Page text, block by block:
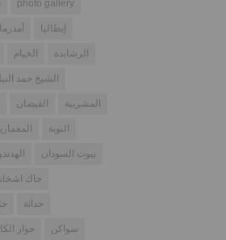
photo gallery
إيطاليا
الخيام الرشايدة
الشيخ حمد
الفيضان المشربية
النوبة
بيوت السودان
جاك
حداثة
حوار سواكن